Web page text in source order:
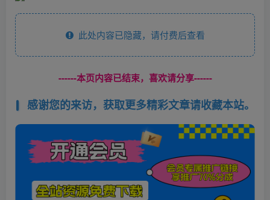
此处内容已隐藏，请付费后查看
------本页内容已结束，喜欢请分享------
感谢您的来访，获取更多精彩文章请收藏本站。